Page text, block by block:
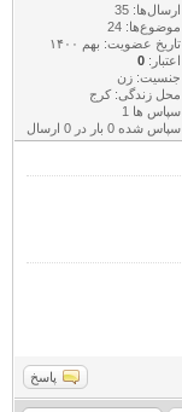
ارسال‌ها: 35
موضوع‌ها: 24
تاریخ عضویت: بهم ۱۴۰۰
اعتبار: 0
جنسیت: زن
محل زندگی: کرج
سپاس ها 1
سپاس شده 0 بار در 0 ارسال
پاسخ